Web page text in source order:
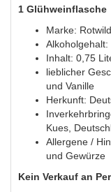
1 Glühweinflasche
Marke: Rotwild
Alkoholgehalt:
Inhalt: 0,75
lieblicher
und Vanille
Herkunft:
Kues,
Allergene /
und Gewürze
Kein Verkauf an